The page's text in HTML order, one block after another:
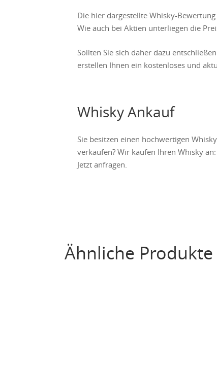
Die hier dargestellte Whisky-
Wie auch bei Aktien unterliegen die
Sollten Sie sich daher dazu
erstellen Ihnen ein kostenloses und
Whisky Ankauf
Sie besitzen einen hochwertigen
verkaufen? Wir kaufen Ihren Whisky
Jetzt anfragen.
Ähnliche Produkte